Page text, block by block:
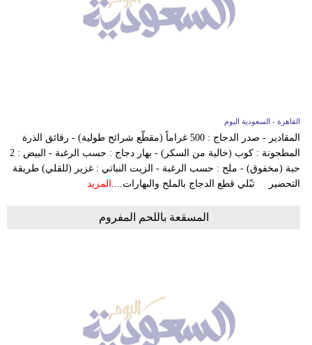
القاهرة - السعودية اليوم
المقادير - صدر الدجاج : 500 غراماً (مقطّع شرائح طولية) - رقائق الذرة
المطحونة : كوب (خالية من السكر) - بهار دجاج : حسب الرغبة - البيض : 2
حبة (مخفوق) - ملح : حسب الرغبة - الزيت النباتي : غزير (للقلي) طريقة
التحضير تبّلي قطع الدجاج بالملح والبهارات.... المزيد
المسقعة باللحم المفروم